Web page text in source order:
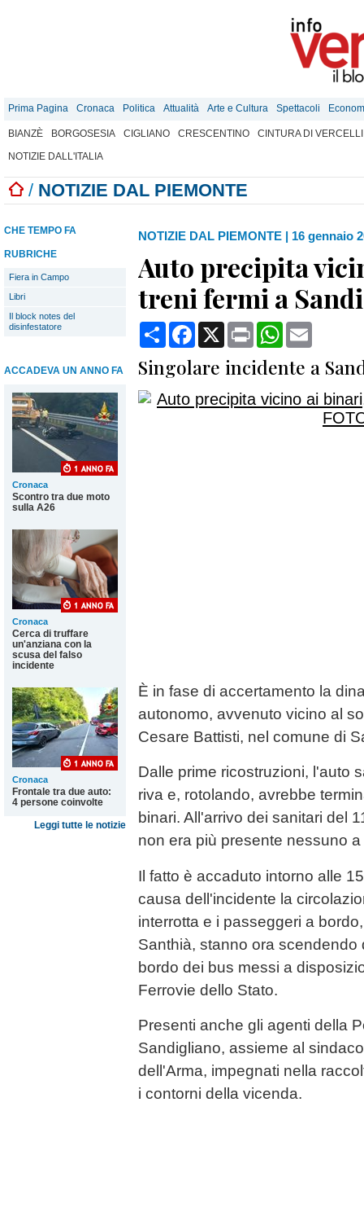
Prima Pagina Cronaca Politica Attualità Arte e Cultura Spettacoli
BIANZÈ BORGOSESIA CIGLIANO CRESCENTINO
CINTURA DI VERCELLI
NOTIZIE DALL'ITALIA
/ NOTIZIE DAL PIEMONTE
CHE TEMPO FA
RUBRICHE
Fiera in Campo
Libri
Il block notes del
disinfestatore
ACCADEVA UN ANNO FA
Cronaca
Scontro tra due moto
sulla A26
Cronaca
Cerca di truffare
un'anziana con la
scusa del falso
incidente
Cronaca
Frontale tra due auto:
4 persone coinvolte
Leggi tutte le notizie
NOTIZIE DAL PIEMONTE | 16 gennaio
Auto precipita
treni fermi a
CondividiFacebook
X Print WhatsApp
Singolare incidente a
È in fase di accertamento la
autonomo, avvenuto vicino al
Cesare Battisti, nel comune di
Dalle prime ricostruzioni, l'auto
riva e, rotolando, avrebbe
binari. All'arrivo dei sanitari del
non era più presente nessuno
Il fatto è accaduto intorno alle
causa dell'incidente la
interrotta e i passeggeri a
Santhià, stanno ora scendendo
bordo dei bus messi a
Ferrovie dello Stato.
Presenti anche gli agenti della
Sandigliano, assieme al
dell'Arma, impegnati nella
i contorni della vicenda.